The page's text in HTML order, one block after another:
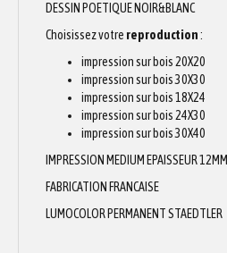
DESSIN POETIQUE NOIR&BLANC
Choisissez votre reproduction:
impression sur bois 20X20
impression sur bois 30X30
impression sur bois 18X24
impression sur bois 24X30
impression sur bois 30X40
IMPRESSION MEDIUM EPAISSEUR 12MM
FABRICATION FRANCAISE
LUMOCOLOR PERMANENT STAEDTLER